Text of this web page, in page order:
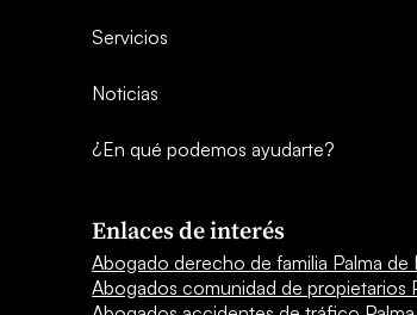
Servicios
Noticias
¿En qué podemos ayudarte?
Enlaces de interés
Abogado derecho de familia Palma de
Abogados comunidad de propietarios